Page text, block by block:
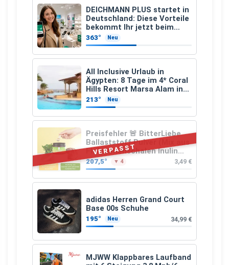
DEICHMANN PLUS startet in
Deutschland: Diese Vorteile
bekommt Ihr jetzt beim
Schuhkauf
363° Neu
All Inclusive Urlaub in
Ägypten: 8 Tage im 4* Coral
Hills Resort Marsa Alam inkl.
Flüge ab 299 € p.P.
213° Neu
VERPASST
Preisfehler 🚨 BitterLiebe
Ballaststoff Pulver (Mix aus
Flohsamenschalen Inulin
(Präbiotika) Leinsamen &
Apfelfaser)
207,5° ▼ 4 3,49 €
adidas Herren Grand Court
Base 00s Schuhe
195° Neu 34,99 €
MJWW Klappbares Laufband